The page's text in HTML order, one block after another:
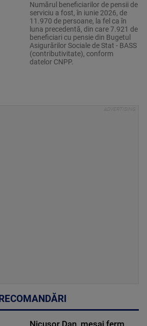
Numărul beneficiarilor de pensii de
serviciu a fost, în iunie 2026, de
11.970 de persoane, la fel ca în
luna precedentă, din care 7.921 de
beneficiari cu pensie din Bugetul
Asigurărilor Sociale de Stat - BASS
(contributivitate), conform
datelor CNPP.
RECOMANDĂRI